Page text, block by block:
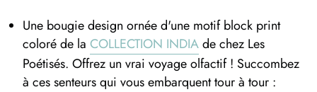
Une bougie design ornée d'une motif block print
coloré de la COLLECTION INDIAde chez Les
Poétisés. Offrez un vrai voyage olfactif ! Succombez
à ces senteurs qui vous embarquent tour à tour :